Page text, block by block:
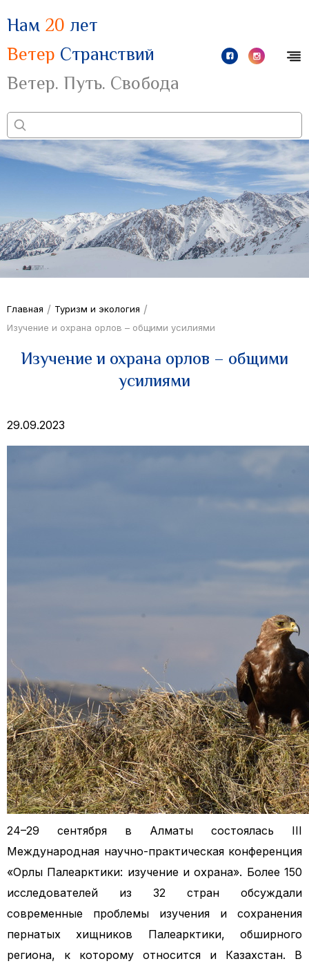
Нам 20 лет
Ветер Странствий
Ветер. Путь. Свобода
Главная / Туризм и экология /
Изучение и охрана орлов – общими усилиями
Изучение и охрана орлов – общими
усилиями
29.09.2023
24–29 сентября в Алматы состоялась III
Международная научно-практическая конференция
«Орлы Палеарктики: изучение и охрана». Более 150
исследователей из 32 стран обсуждали
современные проблемы изучения и сохранения
пернатых хищников Палеарктики, обширного
региона, к которому относится и Казахстан. В